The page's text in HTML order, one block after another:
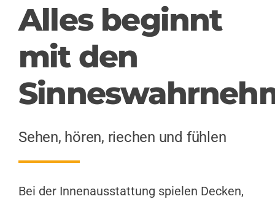
Alles beginnt
mit den
Sehen, hören, riechen und fühlen
Bei der Innenausstattung spielen Decken,